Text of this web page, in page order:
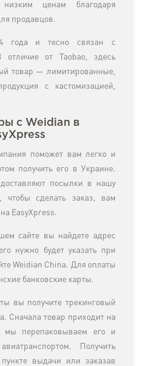
ценам благодаря
продавцов.
года и тесно связан с
отличие от Taobao, здесь
товар — лимитированные,
с кастомизацией,
с Weidian в
поможет вам легко и
получить его в Украине.
посылки в нашу
чтобы сделать заказ, вам
EasyXpress.
сайте вы найдете адрес
нужно будет указать при
Weidian China. Для оплаты
банковские карты.
вы получите трекинговый
Сначала товар приходит на
перепаковываем его и
Получить
выдачи или заказав